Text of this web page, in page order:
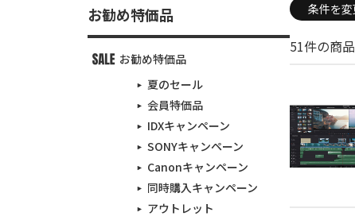
条件を
51件の商
お勧め特価品
お勧め特価品
夏のセール
会員特価品
IDXキャンペーン
SONYキャンペーン
Canonキャンペーン
同時購入キャンペーン
アウトレット